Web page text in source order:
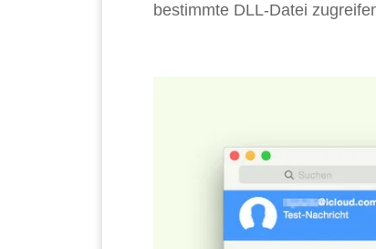
bestimmte DLL-Datei